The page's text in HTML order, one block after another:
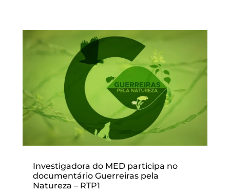
Investigadora do MED participa no
documentário Guerreiras pela
Natureza – RTP1